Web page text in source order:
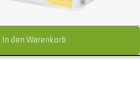
In den Warenkorb